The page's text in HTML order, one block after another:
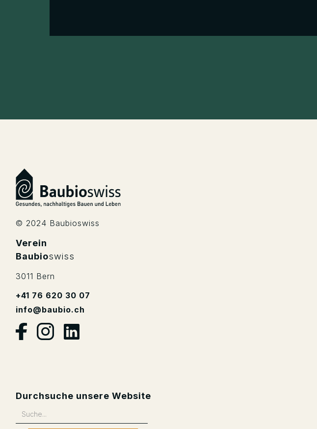
© 2024 Baubioswiss
Verein
Baubioswiss
3011 Bern
+41 76 620 30 07
info@baubio.ch
Durchsuche unsere Website